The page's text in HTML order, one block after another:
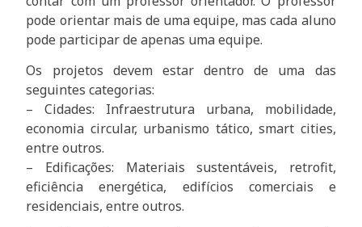
pode orientar mais de uma equipe, mas cada aluno
pode participar de apenas uma equipe.
Os projetos devem estar dentro de uma das
seguintes categorias:
– Cidades: Infraestrutura urbana, mobilidade,
economia circular, urbanismo tático, smart cities,
entre outros.
– Edificações: Materiais sustentáveis, retrofit,
eficiência energética, edifícios comerciais e
residenciais, entre outros.